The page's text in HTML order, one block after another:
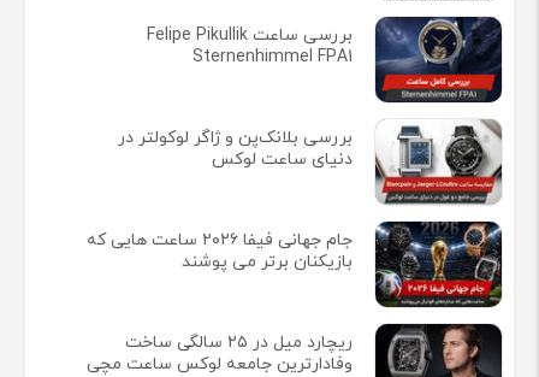
بررسی ساعت Felipe Pikullik
Sternenhimmel FPA1
بررسی بلانک‌پن و ژاگر لوکولتر در
دنیای ساعت لوکس
جام جهانی فیفا ۲۰۲۶ ساعت هایی که
بازیکنان برتر می پوشند
ریچارد میل در ۲۵ سالگی ساخت
وفادارترین جامعه لوکس ساعت مچی